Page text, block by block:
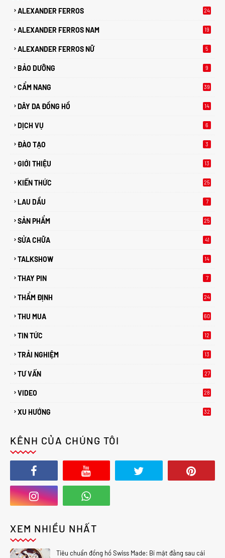
ALEXANDER FERROS 24
ALEXANDER FERROS NAM 19
ALEXANDER FERROS NỮ 5
BẢO DƯỠNG 9
CẨM NANG 39
DÂY DA ĐỒNG HỒ 14
DỊCH VỤ 6
ĐÀO TẠO 3
GIỚI THIỆU 13
KIẾN THỨC
25
LAU DẦU 7
SẢN PHẨM 25
SỬA CHỮA 41
TALKSHOW 14
THAY PIN 7
THẨM ĐỊNH 24
THU MUA 60
TIN TỨC 12
TRẢI NGHIỆM 13
TƯ VẤN
27
VIDEO 28
XU HƯỚNG
32
KÊNH CỦA CHÚNG TÔI
XEM NHIỀU NHẤT
Tiêu chuẩn đồng hồ Swiss Made: Bí mật đằng sau cái